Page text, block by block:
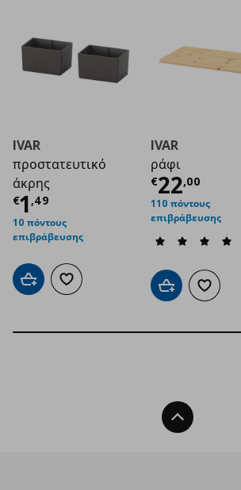
IVAR
προστατευτικό
άκρης
€1 ,49
Τρέχουσα τιμή€ 1,49
10 πόντους
επιβράβευσης
Προσθήκη στο καλάθι
Προσθήκη στα αγαπημένα
IVAR
ράφι
€22,00
110 πόντους
επιβράβευσης
Προσθήκη στο
Back To Top